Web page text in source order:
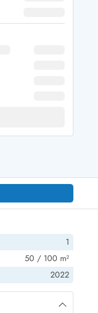
1
50 / 100 m²
2022